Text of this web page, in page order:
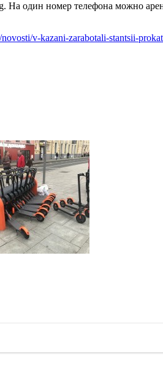
На один номер телефона можно
v-kazani-zarabotali-stantsii-